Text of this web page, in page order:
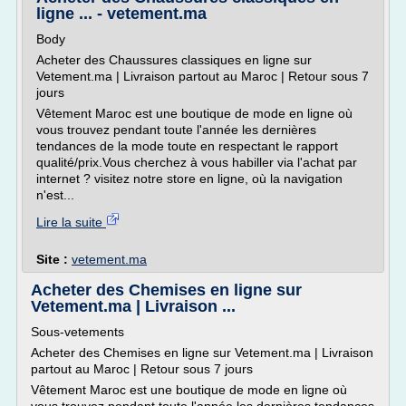
ligne ... - vetement.ma
Body
Acheter des Chaussures classiques en ligne sur
Vetement.ma | Livraison partout au Maroc | Retour sous 7
jours
Vêtement Maroc est une boutique de mode en ligne où
vous trouvez pendant toute l'année les dernières
tendances de la mode toute en respectant le rapport
qualité/prix.Vous cherchez à vous habiller via l'achat par
internet ? visitez notre store en ligne, où la navigation
n'est...
Lire la suite
Site : vetement.ma
Acheter des Chemises en ligne sur
Vetement.ma | Livraison ...
Sous-vetements
Acheter des Chemises en ligne sur Vetement.ma | Livraison
partout au Maroc | Retour sous 7 jours
Vêtement Maroc est une boutique de mode en ligne où